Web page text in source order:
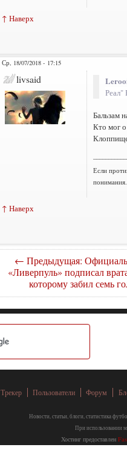
↑ Наверх
Ср, 18/07/2018 - 17:15
livsaid
Реал"
Бальзам
Кто мог
Если
понимания.
↑ Наверх
← Предыдущая:
«Ливерпуль» подписал
которому забил семь
Трекер Пользователи Форум
Новости, статьи, блоги, статистика
При использовании
Хостинг предоставлен